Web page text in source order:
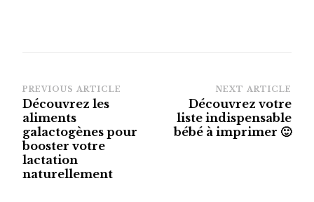
Post
Navigation
PREVIOUS ARTICLE
Découvrez les
aliments
galactogènes pour
booster votre
lactation
naturellement
NEXT ARTICLE
Découvrez votre
liste indispensable
bébé à imprimer 🙂